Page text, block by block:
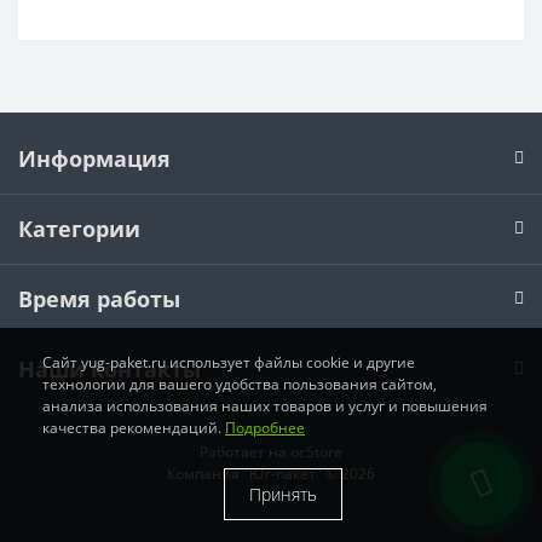
Информация
Категории
Время работы
Наши контакты
Работает на
ocStore
Компания "Юг-пакет" © 2026
Cайт yug-paket.ru использует файлы cookie и другие
технологии для вашего удобства пользования сайтом,
анализа использования наших товаров и услуг и повышения
качества рекомендаций. Подробнее
Принять